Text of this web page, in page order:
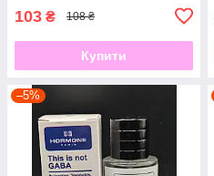
103 ₴ 108 ₴
Купити
–5%